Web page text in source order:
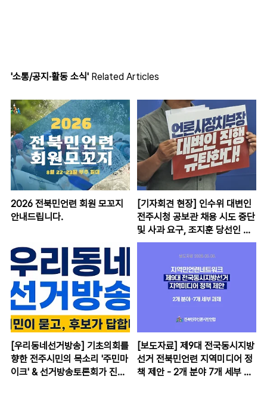
'소통/공지·활동 소식' Related Articles
2026 전북민언련 회원 모꼬지
안내드립니다.
[기자회견 현장] 인수위 대변인
전주시청 공보관 채용 시도 중단
및 사과 요구, 조지훈 당선인 입
장은?
[우리동네선거방송] 기초의회를
향한 전주시민의 목소리 '주민마
이크' & 선거방송토론회가 진행
[보도자료] 제9대 전국동시지방
선거 전북민언련 지역미디어 정
책 제안 - 2개 분야 7개 세부 과